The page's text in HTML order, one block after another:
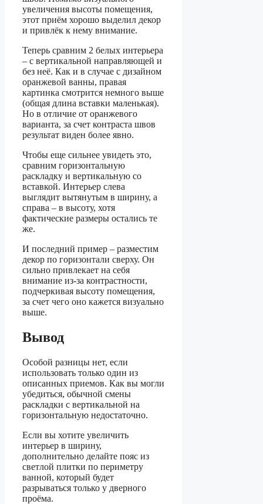
увеличения высоты помещения,
этот приём хорошо выделил декор
и привлёк к нему внимание.
Теперь сравним 2 белых интерьера
– с вертикальной направляющей и
без неё. Как и в случае с дизайном
оранжевой ванны, правая
картинка смотрится немного выше
(общая длина вставки маленькая).
Но в отличие от оранжевого
варианта, за счет контраста швов
результат виден более явно.
Чтобы еще сильнее увидеть это,
сравним горизонтальную
раскладку и вертикальную со
вставкой. Интерьер слева
выглядит вытянутым в ширину, а
справа – в высоту, хотя
фактические размеры остались те
же.
И последний пример – разместим
декор по горизонтали сверху. Он
сильно привлекает на себя
внимание из-за контрастности,
подчеркивая высоту помещения,
за счет чего оно кажется визуально
выше.
Вывод
Особой разницы нет, если
использовать только один из
описанных приемов. Как вы могли
убедиться, обычной смены
раскладки с вертикальной на
горизонтальную недостаточно.
Если вы хотите увеличить
интерьер в ширину,
дополнительно делайте пояс из
светлой плитки по периметру
ванной, который будет
разрываться только у дверного
проёма.